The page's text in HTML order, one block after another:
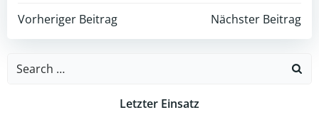
Post
navigation
Vorheriger Beitrag
Post
navigation
Nächster Beitrag
Search
Letzter Einsatz